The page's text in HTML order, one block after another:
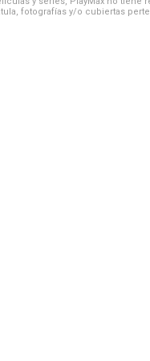
fotografías y/o cubiertas